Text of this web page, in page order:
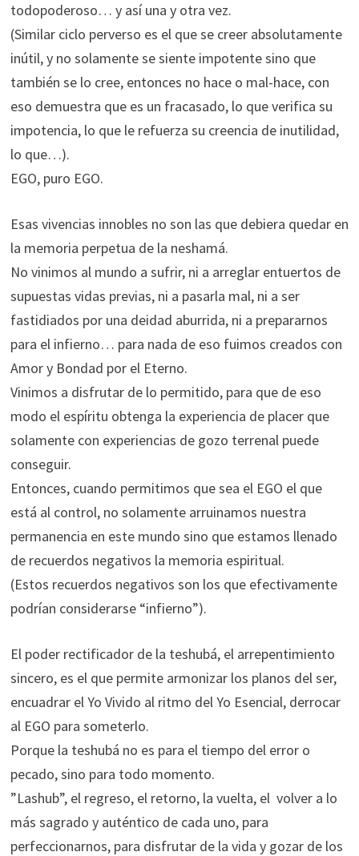
todopoderoso… y así una y otra vez.
(Similar ciclo perverso es el que se creer absolutamente
inútil, y no solamente se siente impotente sino que
también se lo cree, entonces no hace o mal-hace, con
eso demuestra que es un fracasado, lo que verifica su
impotencia, lo que le refuerza su creencia de inutilidad,
lo que…).
EGO, puro EGO.
Esas vivencias innobles no son las que debiera quedar en
la memoria perpetua de la neshamá.
No vinimos al mundo a sufrir, ni a arreglar entuertos de
supuestas vidas previas, ni a pasarla mal, ni a ser
fastidiados por una deidad aburrida, ni a prepararnos
para el infierno… para nada de eso fuimos creados con
Amor y Bondad por el Eterno.
Vinimos a disfrutar de lo permitido, para que de eso
modo el espíritu obtenga la experiencia de placer que
solamente con experiencias de gozo terrenal puede
conseguir.
Entonces, cuando permitimos que sea el EGO el que
está al control, no solamente arruinamos nuestra
permanencia en este mundo sino que estamos llenado
de recuerdos negativos la memoria espiritual.
(Estos recuerdos negativos son los que efectivamente
podrían considerarse “infierno”).
El poder rectificador de la teshubá, el arrepentimiento
sincero, es el que permite armonizar los planos del ser,
encuadrar el Yo Vivido al ritmo del Yo Esencial, derrocar
al EGO para someterlo.
Porque la teshubá no es para el tiempo del error o
pecado, sino para todo momento.
”Lashub”, el regreso, el retorno, la vuelta, el volver a lo
más sagrado y auténtico de cada uno, para
perfeccionarnos, para disfrutar de la vida y gozar de los